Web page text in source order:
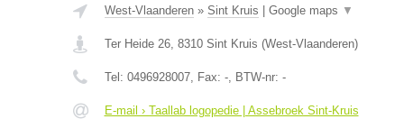
West-Vlaanderen» Sint Kruis Google maps ▼
Ter Heide 26, 8310 Sint Kruis (West-Vlaanderen)
Tel: 0496928007, Fax: -, BTW-nr: -
E-mail › Taallab logopedie | Assebroek Sint-Kruis